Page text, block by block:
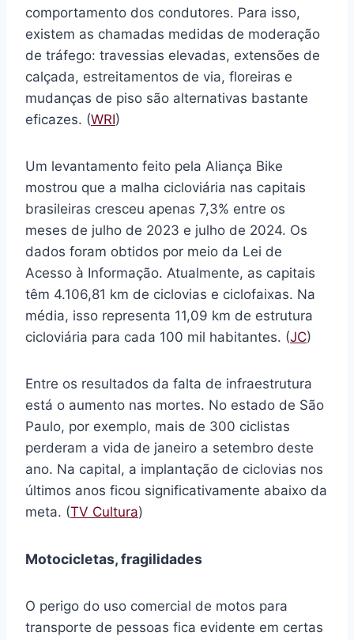
comportamento dos condutores. Para isso,
existem as chamadas medidas de moderação
de tráfego: travessias elevadas, extensões de
calçada, estreitamentos de via, floreiras e
mudanças de piso são alternativas bastante
eficazes. (WRI)
Um levantamento feito pela Aliança Bike
mostrou que a malha cicloviária nas capitais
brasileiras cresceu apenas 7,3% entre os
meses de julho de 2023 e julho de 2024. Os
dados foram obtidos por meio da Lei de
Acesso à Informação. Atualmente, as capitais
têm 4.106,81 km de ciclovias e ciclofaixas. Na
média, isso representa 11,09 km de estrutura
cicloviária para cada 100 mil habitantes. (JC)
Entre os resultados da falta de infraestrutura
está o aumento nas mortes. No estado de São
Paulo, por exemplo, mais de 300 ciclistas
perderam a vida de janeiro a setembro deste
ano. Na capital, a implantação de ciclovias nos
últimos anos ficou significativamente abaixo da
meta. (TV Cultura)
Motocicletas, fragilidades
O perigo do uso comercial de motos para
transporte de pessoas fica evidente em certas